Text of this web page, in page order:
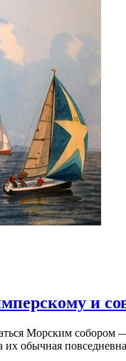
и
Морским собором —
обычная